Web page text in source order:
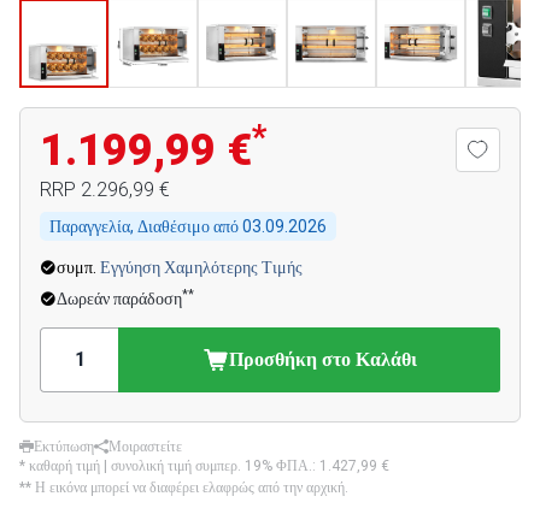
1.199,99 €*
RRP 2.296,99 €
Παραγγελία, Διαθέσιμο από03.09.2026
συμπ. Εγγύηση Χαμηλότερης Τιμής
Δωρεάν παράδοση**
Προσθήκη στο Καλάθι
Εκτύπωση
Μοιραστείτε
* καθαρή τιμή | συνολική τιμή συμπερ. 19% ΦΠΑ.: 1.427,99 €
** Η εικόνα μπορεί να διαφέρει ελαφρώς από την αρχική.